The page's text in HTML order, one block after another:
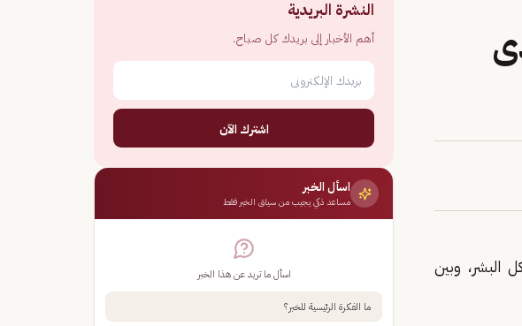
البشر، وبين
النشرة البريدية
أهم الأخبار إلى بريدك كل صباح.
اشترك الآن
اسأل الخبر
مساعد ذكي يجيب من سياق الخبر فقط
اسأل ما تريد عن هذا الخبر
ما الفكرة الرئيسية للخبر؟